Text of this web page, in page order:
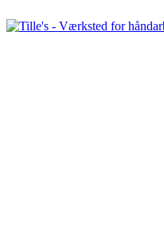
til